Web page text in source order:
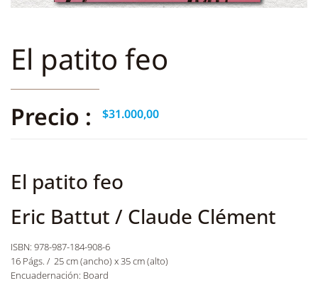
El patito feo
Precio : $31.000,00
El patito feo
Eric Battut / Claude Clément
ISBN: 978-987-184-908-6
16 Págs. / 25 cm (ancho) x 35 cm (alto)
Encuadernación: Board